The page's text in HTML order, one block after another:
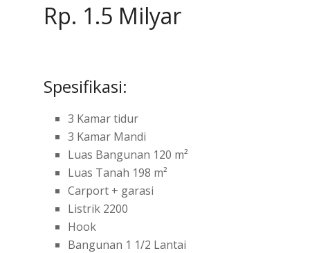
Rp. 1.5 Milyar
Spesifikasi:
3 Kamar tidur
3 Kamar Mandi
Luas Bangunan 120 m²
Luas Tanah 198 m²
Carport + garasi
Listrik 2200
Hook
Bangunan 1 1/2 Lantai